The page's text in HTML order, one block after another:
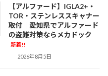
【アルファード】IGLA2+・
TOR・ステンレススキャナー
取付｜愛知県でアルファード
の盗難対策ならメカドック
新着!!
2026年8月5日